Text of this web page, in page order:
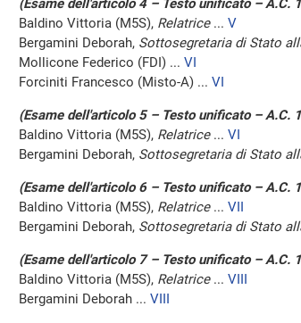
(Esame dell'articolo 4 – Testo unificato – A.C.
Baldino Vittoria (M5S), Relatrice... V
Bergamini Deborah, Sottosegretaria di Stato
Mollicone Federico (FDI) ... VI
Forciniti Francesco (Misto-A) ... VI
(Esame dell'articolo 5 – Testo unificato – A.C.
Baldino Vittoria (M5S), Relatrice... VI
Bergamini Deborah, Sottosegretaria di Stato
(Esame dell'articolo 6 – Testo unificato – A.C.
Baldino Vittoria (M5S), Relatrice... VII
Bergamini Deborah, Sottosegretaria di Stato
(Esame dell'articolo 7 – Testo unificato – A.C.
Baldino Vittoria (M5S), Relatrice... VIII
Bergamini Deborah ... VIII